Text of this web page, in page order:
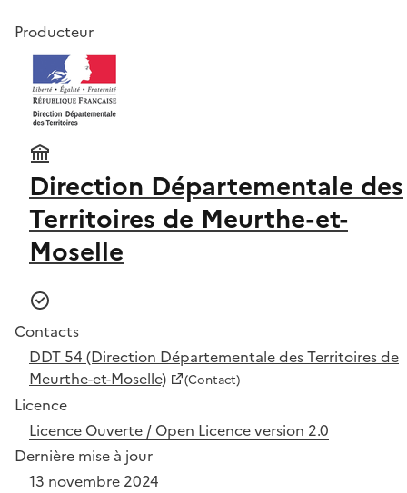
Producteur
Direction Départementale des
Territoires de Meurthe-et-
Moselle
Contacts
DDT 54 (Direction Départementale des Territoires de
Meurthe-et-Moselle)
(Contact)
Licence
Licence Ouverte / Open Licence version 2.0
Dernière mise à jour
13 novembre 2024